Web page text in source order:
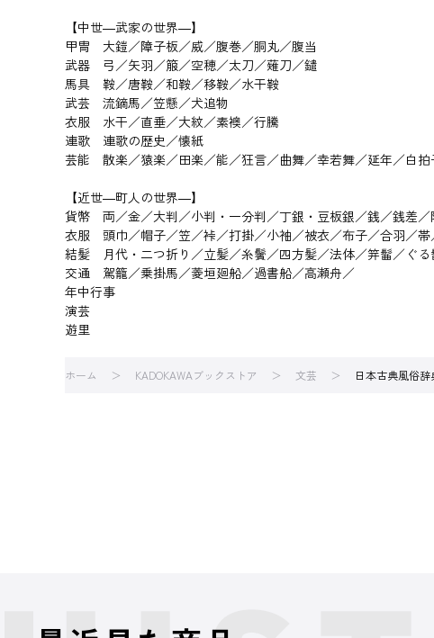
【中世―武家の世界―】
甲冑 大鎧／障子板／威／腹巻／胴丸／腹当
武器 弓／矢羽／箙／空穂／太刀／薙刀／鑓
馬具 鞍／唐鞍／和鞍／移鞍／水干鞍
武芸 流鏑馬／笠懸／犬追物
衣服 水干／直垂／大紋／素襖／行騰
連歌 連歌の歴史／懐紙
芸能 散楽／猿楽／田楽／能／狂言／曲舞／幸若舞／延年／白拍
【近世―町人の世界―】
貨幣 両／金／大判／小判・一分判／丁銀・豆板銀／銭／銭差／
衣服 頭巾／帽子／笠／裃／打掛／小袖／被衣／布子／合羽／帯
結髪 月代・二つ折り／立髪／糸鬢／四方髪／法体／笄髷／ぐ
交通 駕籠／乗掛馬／菱垣廻船／過書船／高瀬舟／
年中行事
演芸
遊里
ホーム KADOKAWAブックストア 文芸 日本古典風俗辞